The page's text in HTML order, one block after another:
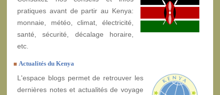
pratiques avant de partir au Kenya:
monnaie, météo, climat, électricité,
santé, sécurité, décalage horaire,
etc.
Actualités du Kenya
L'espace blogs permet de retrouver les
dernières notes et actualités de voyage